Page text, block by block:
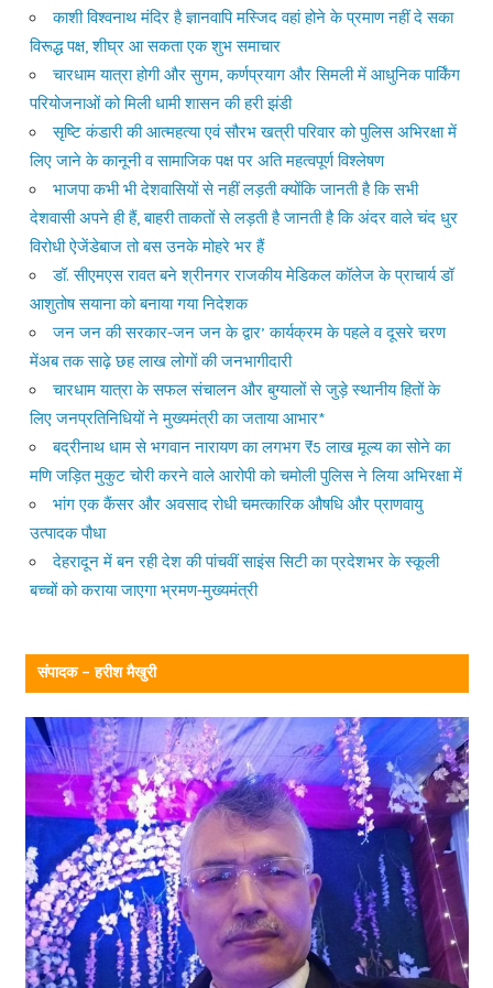
काशी विश्वनाथ मंदिर है ज्ञानवापि मस्जिद वहां होने के प्रमाण नहीं दे सका
विरूद्ध पक्ष, शीघ्र आ सकता एक शुभ समाचार
चारधाम यात्रा होगी और सुगम, कर्णप्रयाग और सिमली में आधुनिक पार्किंग
परियोजनाओं को मिली धामी शासन की हरी झंडी
सृष्टि कंडारी की आत्महत्या एवं सौरभ खत्री परिवार को पुलिस अभिरक्षा में
लिए जाने के कानूनी व सामाजिक पक्ष पर अति महत्वपूर्ण विश्लेषण
भाजपा कभी भी देशवासियों से नहीं लड़ती क्योंकि जानती है कि सभी
देशवासी अपने ही हैं, बाहरी ताकतों से लड़ती है जानती है कि अंदर वाले चंद धुर
विरोधी ऐजेंडेबाज तो बस उनके मोहरे भर हैं
डॉ. सीएमएस रावत बने श्रीनगर राजकीय मेडिकल कॉलेज के प्राचार्य डॉ
आशुतोष सयाना को बनाया गया निदेशक
जन जन की सरकार-जन जन के द्वार’ कार्यक्रम के पहले व दूसरे चरण
मेंअब तक साढ़े छह लाख लोगों की जनभागीदारी
चारधाम यात्रा के सफल संचालन और बुग्यालों से जुड़े स्थानीय हितों के
लिए जनप्रतिनिधियों ने मुख्यमंत्री का जताया आभार*
बद्रीनाथ धाम से भगवान नारायण का लगभग ₹5 लाख मूल्य का सोने का
मणि जड़ित मुकुट चोरी करने वाले आरोपी को चमोली पुलिस ने लिया अभिरक्षा में
भांग एक कैंसर और अवसाद रोधी चमत्कारिक औषधि और प्राणवायु
उत्पादक पौधा
देहरादून में बन रही देश की पांचवीं साइंस सिटी का प्रदेशभर के स्कूली
बच्चों को कराया जाएगा भ्रमण-मुख्यमंत्री
संपादक – हरीश मैखुरी